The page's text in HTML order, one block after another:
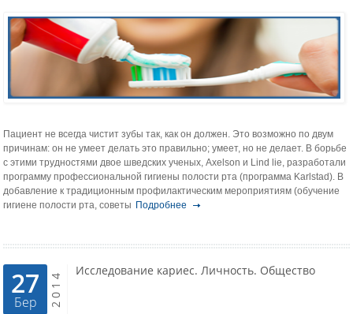
Пациент не всегда чистит зубы так, как он должен. Это возможно по двум
причинам: он не умеет делать это правильно; умеет, но не делает. В борьбе
с этими трудностями двое шведских ученых, Axelson и Lind lie, разработали
программу профессиональной гигиены полости рта (програм­ма Karlstad). В
добавление к традиционным профилактическим меро­приятиям (обучение
гигиене полости рта, советы Подробнее
27
Бер 2014 Исследование кариес. Личность. Общество